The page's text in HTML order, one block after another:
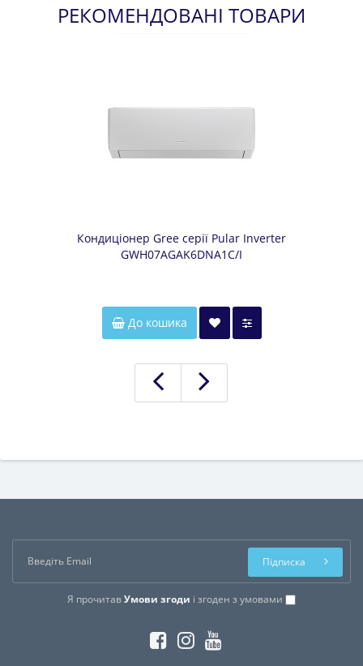
РЕКОМЕНДОВАНІ ТОВАРИ
Кондиціонер Gree серії Pular Inverter
GWH07AGAK6DNA1C/I
До кошика
Я прочитавУмови згоди і згоден з умовами
Підписка